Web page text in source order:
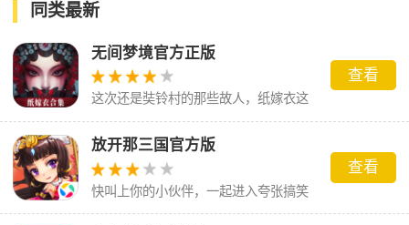
同类最新
无间梦境官方正版
这次还是奘铃村的那些故人，纸嫁衣这
场梦到底会怎么样呢。
查看
放开那三国官方版
快叫上你的小伙伴，一起进入夸张搞笑
的三国世界吧！
查看